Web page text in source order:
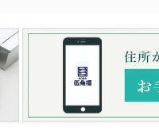
ACCOUNT MENU